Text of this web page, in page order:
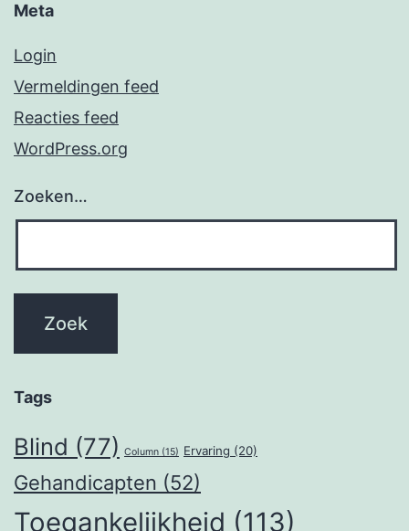
Meta
Login
Vermeldingen feed
Reacties feed
WordPress.org
Zoeken…
Tags
Blind (77) Column (15) Ervaring (20)
Gehandicapten (52)
Toegankelijkheid (113)